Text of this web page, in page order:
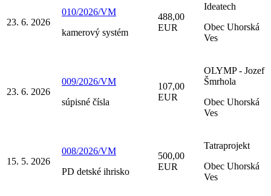
23. 6. 2026
010/2026/VM
kamerový systém
488,00
EUR
Ideatech
Obec Uhorská
Ves
23. 6. 2026
009/2026/VM
súpisné čísla
107,00
EUR
OLYMP - Jozef
Šmrhola
Obec Uhorská
Ves
15. 5. 2026
008/2026/VM
PD detské ihrisko
500,00
EUR
Tatraprojekt
Obec Uhorská
Ves